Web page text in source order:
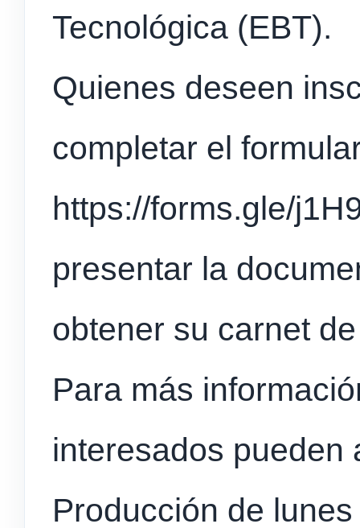
Tecnológica (EBT).
Quienes deseen
completar el
https://forms.gle/
presentar la
obtener su carnet
Para más
interesados pueden
Producción de